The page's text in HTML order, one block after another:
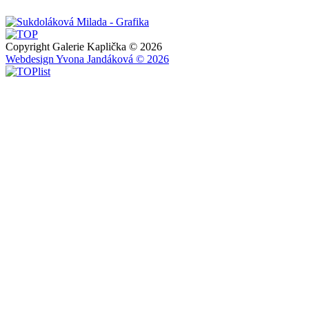
Copyright Galerie Kaplička © 2026
Webdesign Yvona Jandáková © 2026